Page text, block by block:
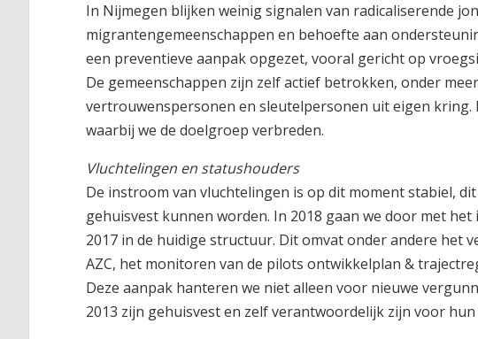
In Nijmegen blijken weinig signalen van radicaliserende
migrantengemeenschappen en behoefte aan
een preventieve aanpak opgezet, vooral gericht op
De gemeenschappen zijn zelf actief betrokken, onder
vertrouwenspersonen en sleutelpersonen uit eigen
waarbij we de doelgroep verbreden.
Vluchtelingen en statushouders
De instroom van vluchtelingen is op dit moment stabiel,
gehuisvest kunnen worden. In 2018 gaan we door met
2017 in de huidige structuur. Dit omvat onder andere
AZC, het monitoren van de pilots ontwikkelplan &
Deze aanpak hanteren we niet alleen voor nieuwe
2013 zijn gehuisvest en zelf verantwoordelijk zijn voor